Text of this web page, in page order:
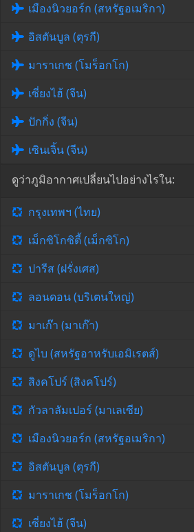
เมืองนิวยอร์ก (สหรัฐอเมริกา)
อิสตันบูล (ตุรกี)
มาราเกช (โมร็อกโก)
เซี่ยงไฮ้ (จีน)
ปักกิ่ง (จีน)
เซินเจิ้น (จีน)
ดูว่าภูมิอากาศเปลี่ยนไปอย่างไรใน:
กรุงเทพฯ (ไทย)
เม็กซิโกซิตี้ (เม็กซิโก)
ปารีส (ฝรั่งเศส)
ลอนดอน (บริเตนใหญ่)
มาเก๊า (มาเก๊า)
ดูไบ (สหรัฐอาหรับเอมิเรตส์)
สิงคโปร์ (สิงคโปร์)
กัวลาลัมเปอร์ (มาเลเซีย)
เมืองนิวยอร์ก (สหรัฐอเมริกา)
อิสตันบูล (ตุรกี)
มาราเกช (โมร็อกโก)
เซี่ยงไฮ้ (จีน)